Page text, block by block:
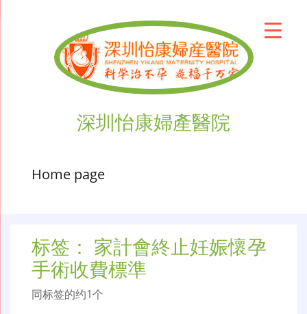
深圳怡康婦產醫院
Home page
标签： 家計會終止妊娠懷孕
手術收費標準
同标签的约1个